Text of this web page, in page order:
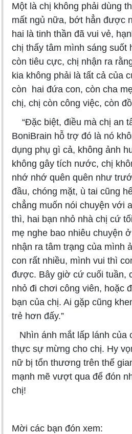
Một là chị không phải dùng
mất ngủ nữa, bớt hẳn được
hai là tinh thần đã vui vẻ,
chị thấy tâm mình sáng suốt
còn tiêu cực, chị nhận ra
kia không phải là tất cả của
còn hai đứa con, còn cha
chị, chị còn công việc, còn
“Đặc biệt, điều mà chị an
BoniBrain hỗ trợ đó là nó
dụng phụ gì cả, không ảnh
không gây tích nước, chị
nhớ nhớ quên quên như
đầu, chóng mặt, ù tai cũng
chẳng muốn nói chuyện với
thì, hai bạn nhỏ nhà chị cứ
mẹ nghe bao nhiêu chuyện
nhận ra tâm trạng của mình
con rất nhiều, mình vui thì
được. Bây giờ cứ cuối tuần,
nhỏ đi chơi công viên, hoặc
bạn của chị. Ai gặp cũng
trẻ hơn đấy.”
Nhìn ánh mắt lấp lánh của
thực sự mừng cho chị. Hy
nữ bị tổn thương trên thế
mạnh mẽ vượt qua để đón
chị!
Mời các bạn đón xem: